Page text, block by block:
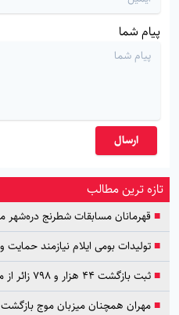
پیام شما
ارسال
تازه ترین مطالب
■قهرمانان مسابقات شطرنج
■تولیدات بومی ایلام نیازمند حمایت
■ثبت بازگشت ۴۴ هزار و ۷۹۸ زائر از مرز مهران
■مهران همچنان میزبان موج بازگشت